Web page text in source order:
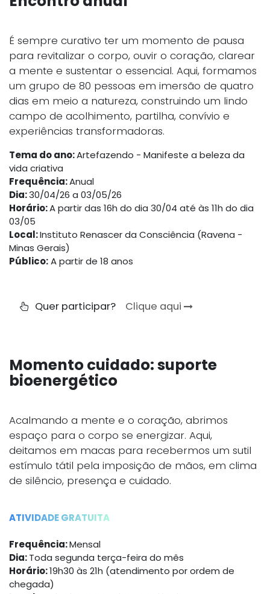
É sempre curativo ter um momento de pausa
para revitalizar o corpo, ouvir o coração, clarear
a mente e sustentar o essencial. Aqui, formamos
um grupo de 80 pessoas em imersão de quatro
dias em meio a natureza, construindo um lindo
campo de acolhimento, partilha, convívio e
experiências transformadoras.
Tema do ano:Artefazendo - Manifeste a beleza da
vida criativa
Frequência:Anual
Dia:30/04/26 a 03/05/26
Horário:A partir das 16h do dia 30/04 até às 11h do dia
03/05
Local:Instituto Renascer da Consciência (Ravena -
Minas Gerais)
Público:A partir de 18 anos
Quer participar? Clique aqui
Momento cuidado: suporte
bioenergético
Acalmando a mente e o coração, abrimos
espaço para o corpo se energizar. Aqui,
deitamos em macas para recebermos um sutil
estímulo tátil pela imposição de mãos, em clima
de silêncio, presença e cuidado.
ATIVIDADE GRATUITA
Frequência:Mensal
Dia:Toda segunda terça-feira do mês
Horário:19h30 às 21h (atendimento por ordem de
chegada)